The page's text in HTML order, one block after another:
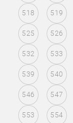
518 519
525 526
532 533
539 540
546 547
553 554